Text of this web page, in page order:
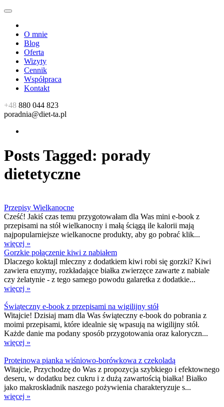
O mnie
Blog
Oferta
Wizyty
Cennik
Współpraca
Kontakt
+48 880 044 823
poradnia@diet-ta.pl
Posts Tagged: porady
dietetyczne
Przepisy Wielkanocne
Cześć! Jakiś czas temu przygotowałam dla Was mini e-book z
przepisami na stół wielkanocny i małą ściągą ile kalorii mają
najpopularniejsze wielkanocne produkty, aby go pobrać klik...
więcej »
Gorzkie połączenie kiwi z nabiałem
Dlaczego koktajl mleczny z dodatkiem kiwi robi się gorzki? Kiwi
zawiera enzymy, rozkładające białka zwierzęce zawarte z nabiale
czy żelatynie - z tego samego powodu galaretka z dodatkie...
więcej »
Świąteczny e-book z przepisami na wigilijny stół
Witajcie! Dzisiaj mam dla Was świąteczny e-book do pobrania z
moimi przepisami, które idealnie się wpasują na wigilijny stół.
Każde danie ma podany sposób przygotowania oraz kaloryczn...
więcej »
Proteinowa pianka wiśniowo-borówkowa z czekoladą
Witajcie, Przychodzę do Was z propozycja szybkiego i efektownego
deseru, w dodatku bez cukru i z dużą zawartością białka! Białko
jako makroskładnik naszego pożywienia charakteryzuje s...
więcej »